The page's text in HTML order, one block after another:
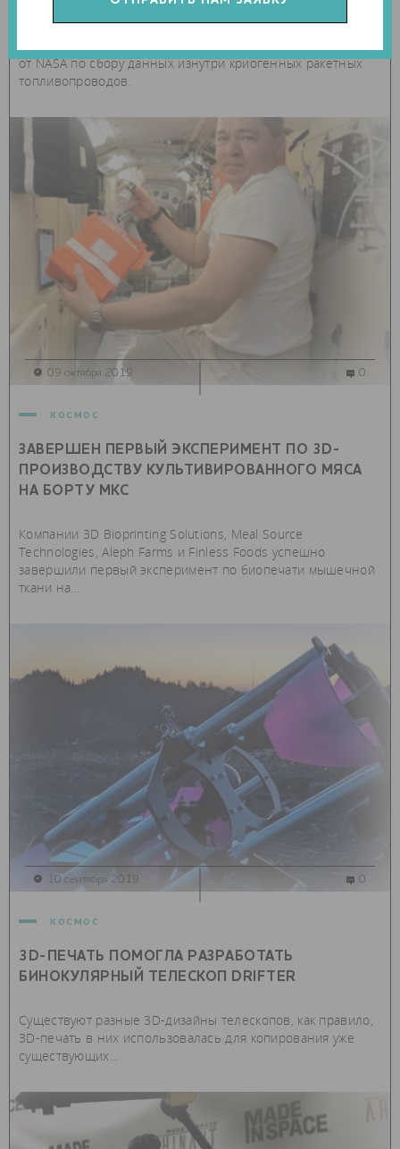
от NASA по сбору данных изнутри криогенных ракетных
топливопроводов.
космос
ЗАВЕРШЕН ПЕРВЫЙ ЭКСПЕРИМЕНТ ПО 3D-
ПРОИЗВОДСТВУ КУЛЬТИВИРОВАННОГО МЯСА
НА БОРТУ МКС
Компании 3D Bioprinting Solutions, Meal Source
Technologies, Aleph Farms и Finless Foods успешно
завершили первый эксперимент по биопечати мышечной
ткани на...
09 октября 2019 0
космос
3D-ПЕЧАТЬ ПОМОГЛА РАЗРАБОТАТЬ
БИНОКУЛЯРНЫЙ ТЕЛЕСКОП DRIFTER
Существуют разные 3D-дизайны телескопов, как правило,
3D-печать в них использовалась для копирования уже
существующих...
10 сентября 2019 0